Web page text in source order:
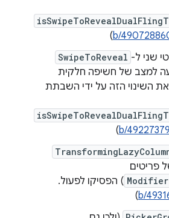
b/
)
ל- SwipeToReveal
של חשיפה חלקית
הזה על ידי השבתת
b/
)
) הפסיקו לפעול.
b/
)